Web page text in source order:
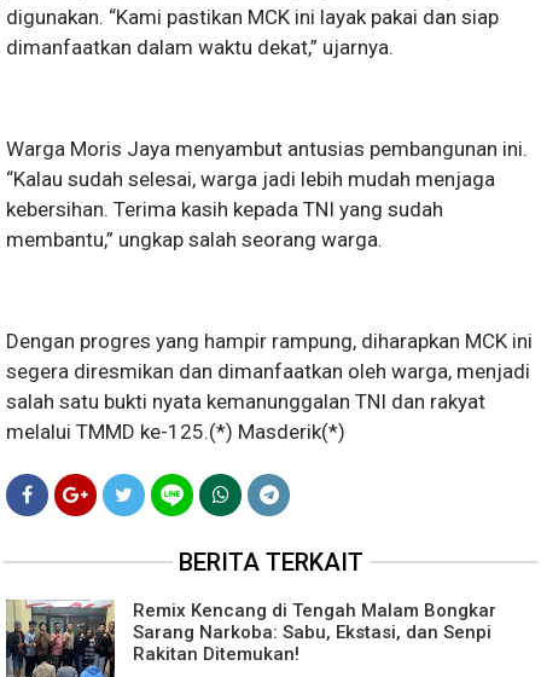
digunakan. “Kami pastikan MCK ini layak pakai dan siap
dimanfaatkan dalam waktu dekat,” ujarnya.
Warga Moris Jaya menyambut antusias pembangunan ini.
“Kalau sudah selesai, warga jadi lebih mudah menjaga
kebersihan. Terima kasih kepada TNI yang sudah
membantu,” ungkap salah seorang warga.
Dengan progres yang hampir rampung, diharapkan MCK ini
segera diresmikan dan dimanfaatkan oleh warga, menjadi
salah satu bukti nyata kemanunggalan TNI dan rakyat
melalui TMMD ke-125.(*) Masderik(*)
BERITA TERKAIT
Remix Kencang di Tengah Malam Bongkar
Sarang Narkoba: Sabu, Ekstasi, dan Senpi
Rakitan Ditemukan!